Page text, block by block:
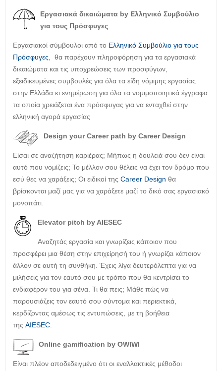
Εργασιακά δικαιώματα by Ελληνικό Συμβούλιο
για τους Πρόσφυγες
Εργασιακοί σύμβουλοι από το Ελληνικό Συμβούλιο για τους
Πρόσφυγες , θα παρέχουν πληροφόρηση για τα εργασιακά
δικαιώματα και τις υποχρεώσεις των προσφύγων,
εξειδικευμένες συμβουλές για όλα τα είδη νόμιμης εργασίας
στην Ελλάδα κι ενημέρωση για όλα τα νομιμοποιητικά έγγραφα
τα οποία χρειάζεται ένα πρόσφυγας για να ενταχθεί στην
ελληνική αγορά εργασίας
Design your Career path by Career Design
Είσαι σε αναζήτηση καριέρας; Μήπως η δουλειά σου δεν είναι
αυτό που νομίζεις; Το μέλλον σου θέλεις να έχει τον δρόμο που
εσύ θες να χαράξεις; Οι ειδικοί της Career Design θα
βρίσκονται μαζί μας για να χαράξετε μαζί το δικό σας εργασιακό
μονοπάτι.
Elevator pitch by AIESEC
Αναζητάς εργασία και γνωρίζεις κάποιον που
προσφέρει μια θέση στην επιχείρησή του ή γνωρίζει κάποιον
άλλον σε αυτή τη συνθήκη. Έχεις λίγα δευτερόλεπτα για να
μιλήσεις για τον εαυτό σου με τρόπο που θα κεντρίσει το
ενδιαφέρον του για σένα. Τι θα πεις; Μάθε πώς να
παρουσιάζεις τον εαυτό σου σύντομα και περιεκτικά,
κερδίζοντας αμέσως τις εντυπώσεις, με τη βοήθεια
της AIESEC
Online gamification by OWIWI
Είναι πλέον αποδεδειγμένο ότι οι εναλλακτικές μέθοδοι